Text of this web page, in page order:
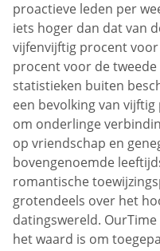
proactieve leden per
iets hoger dan dat van
vijfenvijftig procent
procent voor de tweede
statistieken buiten
een bevolking van
om onderlinge
op vriendschap en
bovengenoemde
romantische
grotendeels over het
datingswereld.
het waard is om